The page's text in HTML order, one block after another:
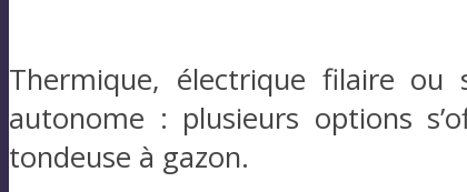
Thermique, électrique filaire
autonome : plusieurs options
tondeuse à gazon.